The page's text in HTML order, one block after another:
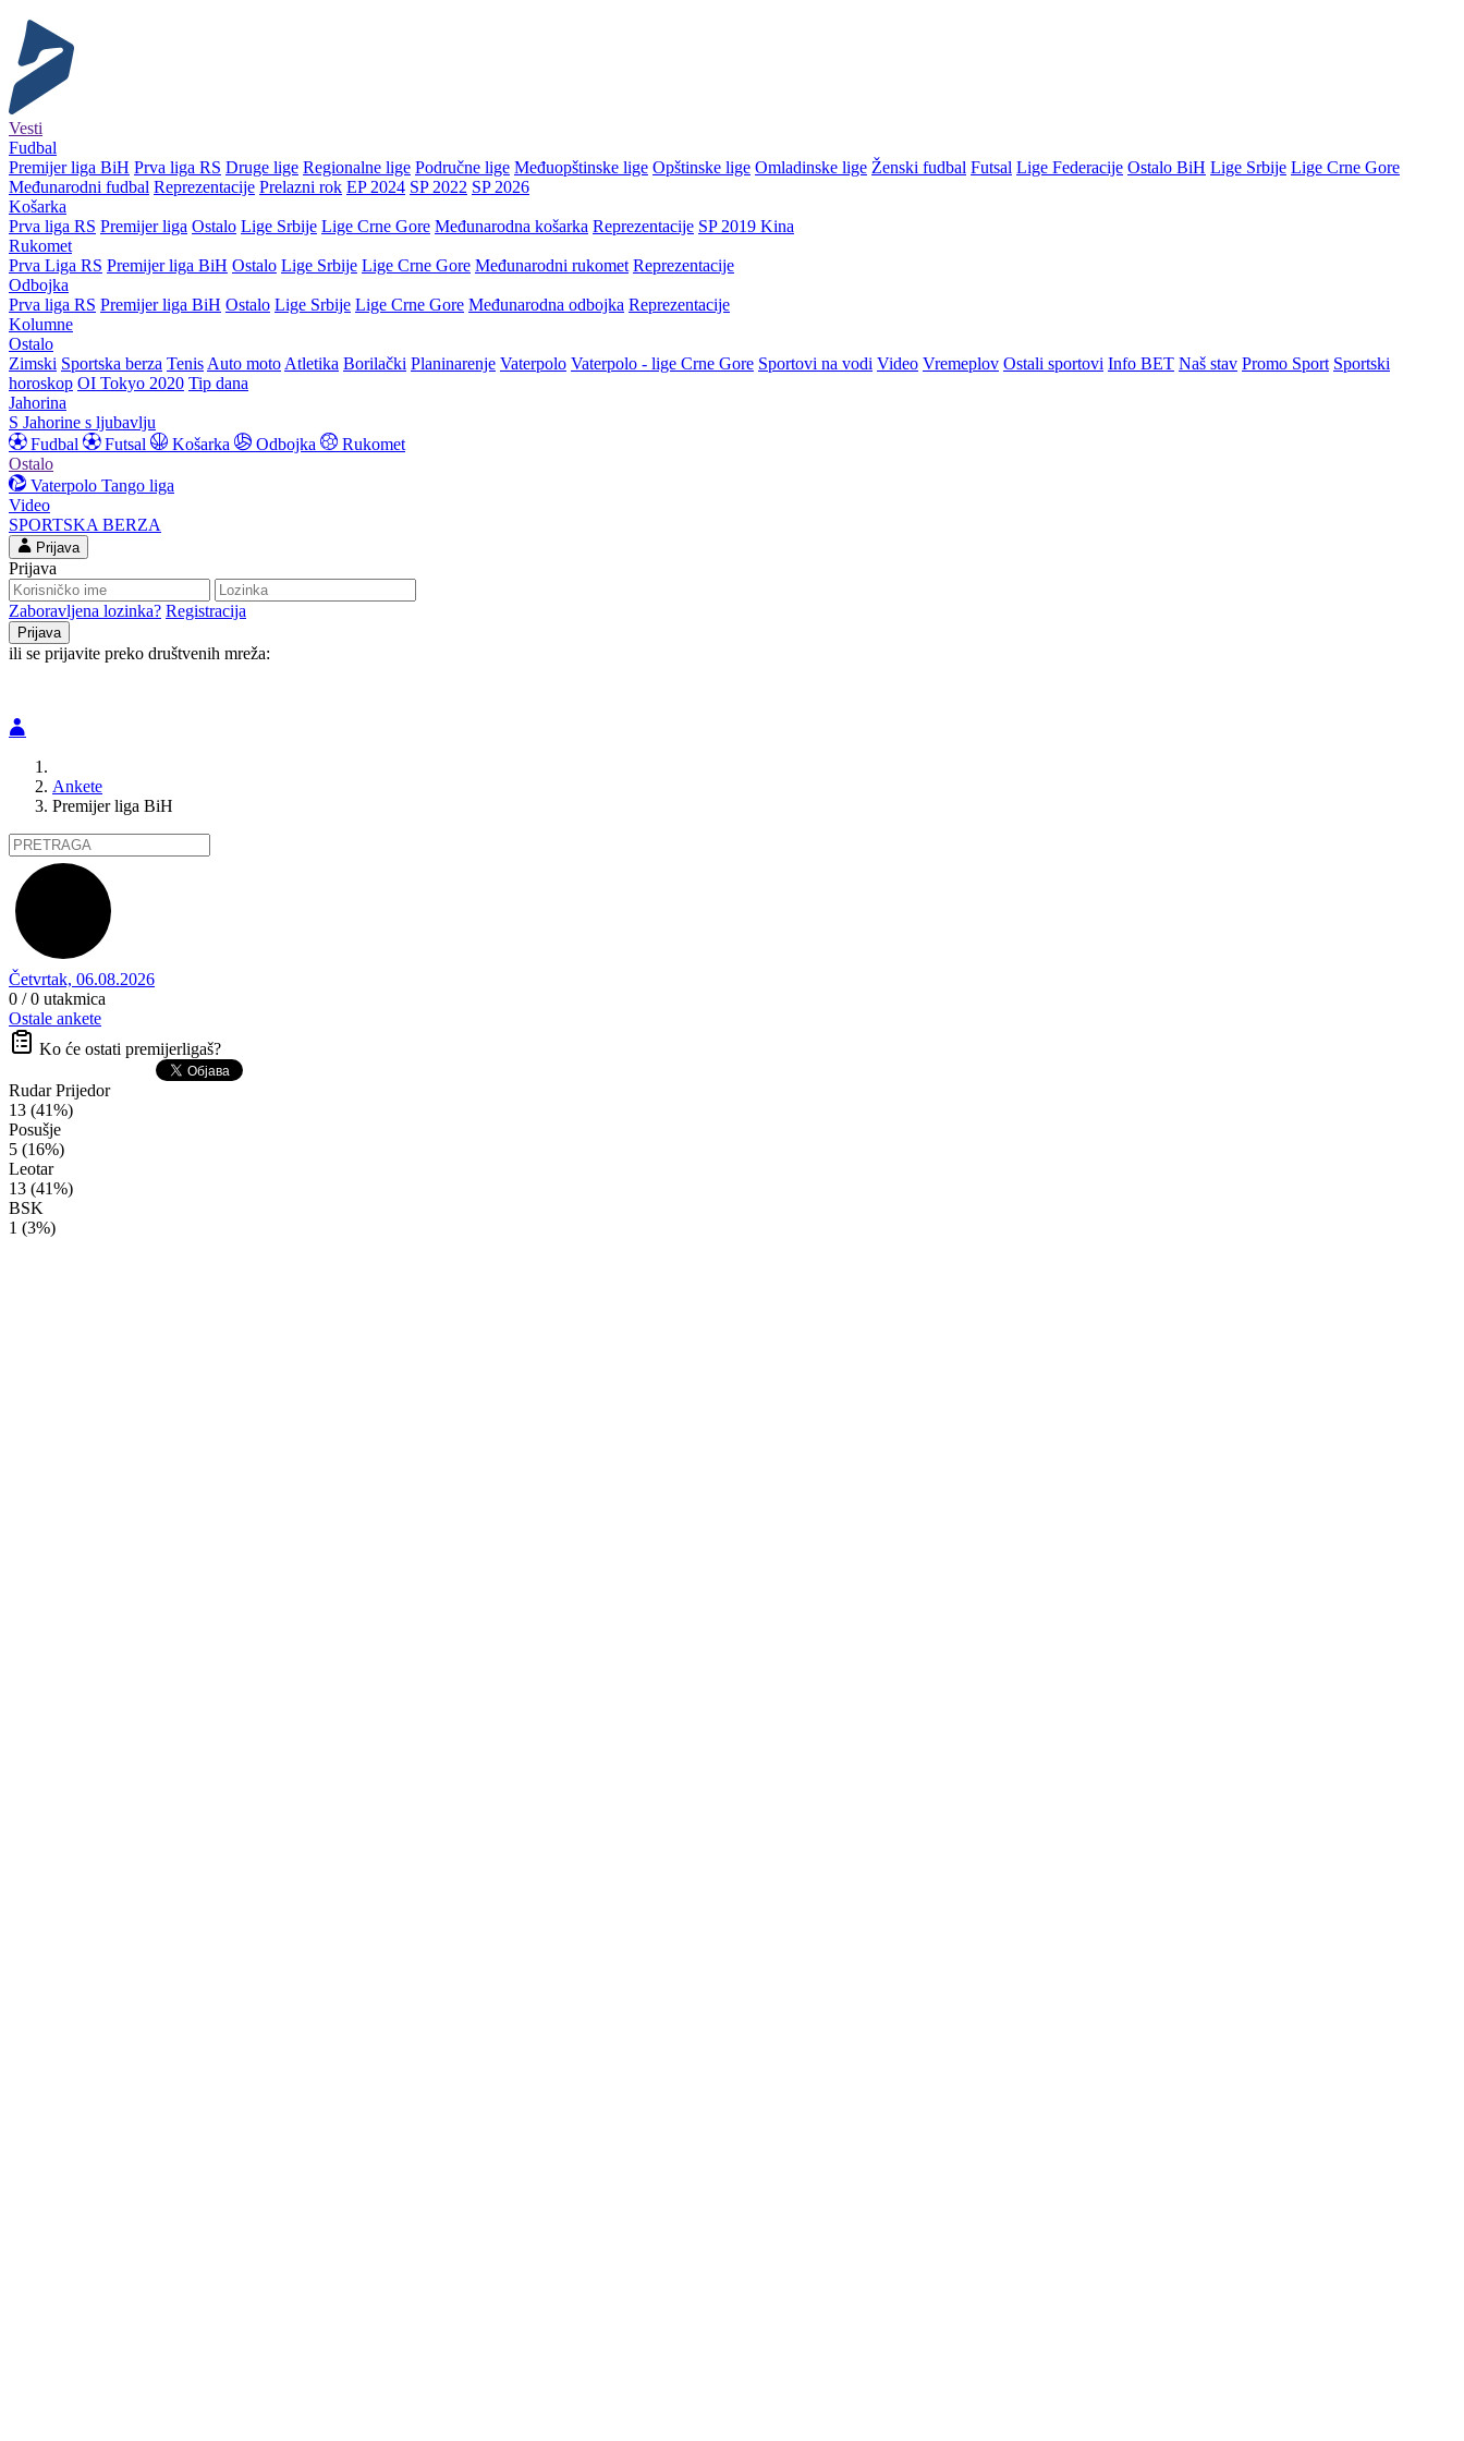
Vesti
Fudbal
Premijer liga BiH Prva liga RS Druge lige Regionalne lige Područne lige Međuopštinske lige Opštinske lige Omladinske lige Ženski fudbal Futsal Lige Federacije Ostalo BiH Lige Srbije Lige Crne Gore
Međunarodni fudbal Reprezentacije Prelazni rok EP 2024 SP 2022 SP 2026
Košarka
Prva liga RS Premijer liga Ostalo Lige Srbije Lige Crne Gore Međunarodna košarka Reprezentacije SP 2019 Kina
Rukomet
Prva Liga RS Premijer liga BiH Ostalo Lige Srbije Lige Crne Gore Međunarodni rukomet Reprezentacije
Odbojka
Prva liga RS Premijer liga BiH Ostalo Lige Srbije Lige Crne Gore Međunarodna odbojka Reprezentacije
Kolumne
Ostalo
Zimski Sportska berza Tenis Auto moto Atletika Borilački Planinarenje Vaterpolo Vaterpolo - lige Crne Gore Sportovi na vodi Video Vremeplov Ostali sportovi Info BET Naš stav Promo Sport Sportski
horoskop OI Tokyo 2020 Tip dana
Jahorina
S Jahorine s ljubavlju
Fudbal
Futsal Košarka Odbojka
Rukomet
Ostalo
Vaterpolo Tango liga
Video
SPORTSKA BERZA
Prijava
Prijava
Zaboravljena lozinka? Registracija
ili se prijavite preko društvenih mreža:
Ankete
Premijer liga BiH
Četvrtak, 06.08.2026
0 / 0 utakmica
Ostale ankete
Ko će ostati premijerligaš?
Rudar Prijedor
13 (41%)
Posušje
5 (16%)
Leotar
13 (41%)
BSK
1 (3%)